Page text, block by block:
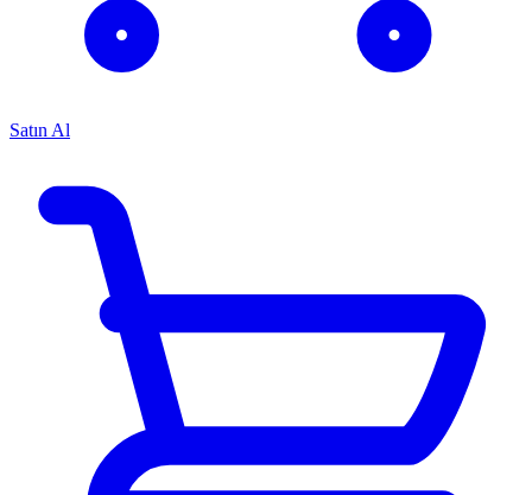
Satın Al